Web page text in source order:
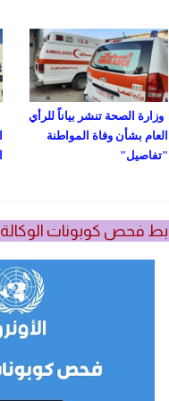
وزارة الصحة تنشر بياناً للرأي
العام بشأن وفاة المواطنة
"تفاصيل"
فحص كوبونات الوكالة